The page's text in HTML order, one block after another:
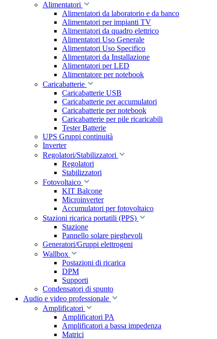
Alimentatori
Alimentatori da laboratorio e da banco
Alimentatori per impianti TV
Alimentatori da quadro elettrico
Alimentatori Uso Generale
Alimentatori Uso Specifico
Alimentatori da Installazione
Alimentatori per LED
Alimentatore per notebook
Caricabatterie
Caricabatterie USB
Caricabatterie per accumulatori
Caricabatterie per notebook
Caricabatterie per pile ricaricabili
Tester Batterie
UPS Gruppi continuità
Inverter
Regolatori/Stabilizzatori
Regolatori
Stabilizzatori
Fotovoltaico
KIT Balcone
Microinverter
Accumulatori per fotovoltaico
Stazioni ricarica portatili (PPS)
Stazione
Pannello solare pieghevoli
Generatori/Gruppi elettrogeni
Wallbox
Postazioni di ricarica
DPM
Supporti
Condensatori di spunto
Audio e video professionale
Amplificatori
Amplificatori PA
Amplificatori a bassa impedenza
Matrici